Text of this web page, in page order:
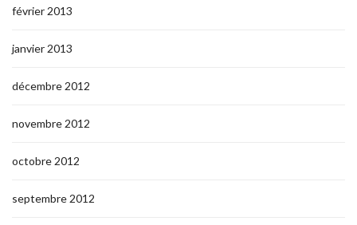
février 2013
janvier 2013
décembre 2012
novembre 2012
octobre 2012
septembre 2012